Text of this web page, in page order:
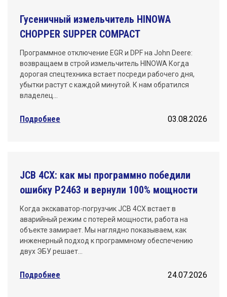
Гусеничный измельчитель HINOWA
CHOPPER SUPPER COMPACT
Программное отключение EGR и DPF на John Deere:
возвращаем в строй измельчитель HINOWA Когда
дорогая спецтехника встает посреди рабочего дня,
убытки растут с каждой минутой. К нам обратился
владелец…
Подробнее 03.08.2026
JCB 4CX: как мы программно победили
ошибку P2463 и вернули 100% мощности
Когда экскаватор-погрузчик JCB 4CX встает в
аварийный режим с потерей мощности, работа на
объекте замирает. Мы наглядно показываем, как
инженерный подход к программному обеспечению
двух ЭБУ решает…
Подробнее 24.07.2026